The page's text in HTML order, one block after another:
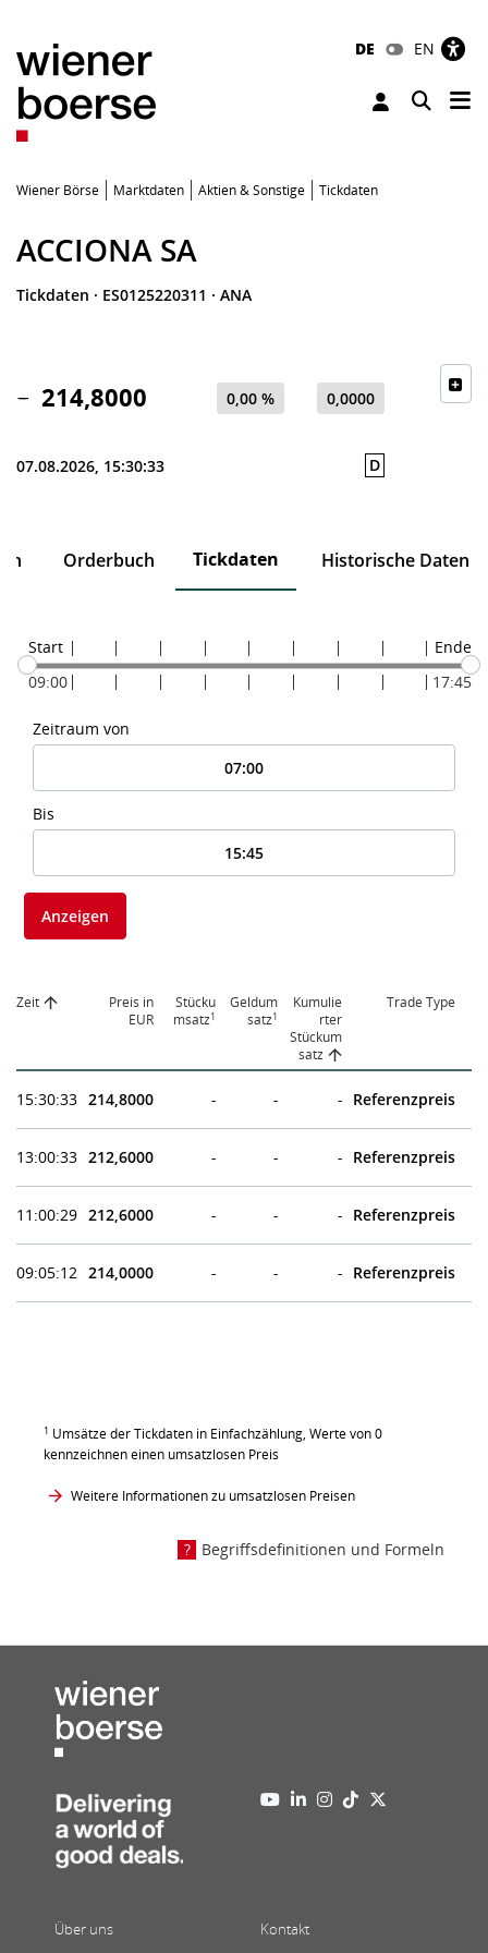
DE EN
Toggle
Wiener Börse Marktdaten Aktien & Sonstige Tickdaten
ACCIONA SA
Tickdaten · ES0125220311 · ANA
214,8000 0,00 % 0,0000
07.08.2026, 15:30:33 D
Orderbuch Tickdaten Historische Daten
Start
09:00
Ende
17:45
Zeitraum von
Bis
Anzeigen
Zeit
Preis in
EUR
Stücku
msatz1
Geldum
satz1
Kumulie
rter
Stückum
satz
Trade Type
15:30:33 214,8000 - - - Referenzpreis
13:00:33 212,6000 - - - Referenzpreis
11:00:29 212,6000 - - - Referenzpreis
09:05:12 214,0000 - - - Referenzpreis
1 Umsätze der Tickdaten in Einfachzählung, Werte von 0
kennzeichnen einen umsatzlosen Preis
Weitere Informationen zu umsatzlosen Preisen
Begriffsdefinitionen und Formeln
Über uns
Kontakt